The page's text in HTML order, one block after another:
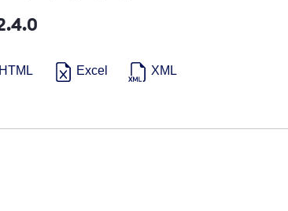
HTML Excel XML